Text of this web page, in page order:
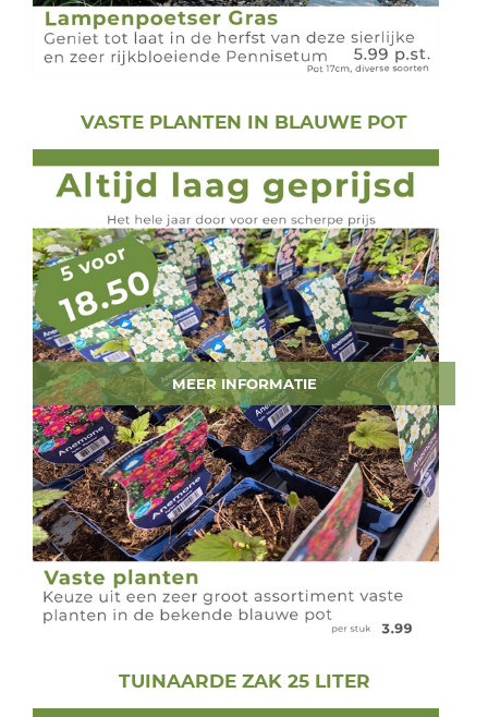
VASTE PLANTEN IN BLAUWE POT
MEER INFORMATIE
TUINAARDE ZAK 25 LITER